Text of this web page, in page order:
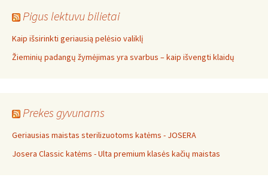
Pigus lektuvu bilietai
Kaip išsirinkti geriausią pelėsio valiklį
Žieminių padangų žymėjimas yra svarbus – kaip išvengti klaidų
Prekes gyvunams
Geriausias maistas sterilizuotoms katėms - JOSERA
Josera Classic katėms - Ulta premium klasės kačių maistas